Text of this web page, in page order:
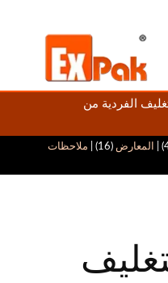
الفردية من
المعارض (16) |
ملاحظات